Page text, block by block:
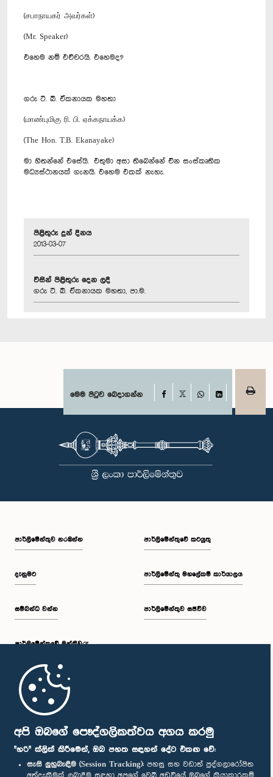
අපි ඔබගේ පෞද්ගලිකත්වය අගය කරමු
"හරි" ක්ලික් කිරීමෙන්, ඔබ පහත සඳහන් දේට එකඟ වේ:
සැසි ලුහුබැඳීම (Session Tracking): පහසු සහ වඩාත් පුද්ගලාරෝපිත
(சபாநாயகர் அவர்கள்)
(Mr. Speaker)
එහෙම නම් එච්චරයි. එහෙමද?
ගරු ටී. බී. ඒකනායක මහතා
(மாண்புமிகு ரி. பி. ஏக்கநாயக்க)
(The Hon. T.B. Ekanayake)
මා හිතන්නේ එසේයි. එතුමා අසා තිබෙන්නේ චීන සංස්කෘතික
මධ්‍යස්ථානයක් ගැනයි. එහෙම එකක් නැහැ.
පිළිතුරු දුන් දිනය
2013-03-07
විසින් පිළිතුරු දෙන ලදී
ගරු ටී. බී. ඒකනායක මහතා, පා.ම.
මෙම පිටුව බෙදාගන්න Facebook
WhatsAppLinkedIn
පාර්ලි‌මේන්තුව නරඹන්න
දැනුමට
සම්බන්ධ වන්න
පාර්ලි‌මේන්තුවේ මන්ත්‍රීවරු
මුල් පිටුව
පාර්ලිමේන්තුවේ කටයුතු
පාර්ලිමේන්තු මහලේකම් කාර්යාලය
පාර්ලිමේන්තුව සජීවීව
පාර්ලිමේන්තු ජංගම යෙදුම